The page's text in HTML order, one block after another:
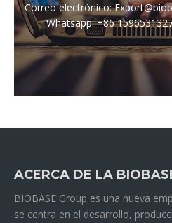
Correo electrónico:
Whatsapp: +86
ACERCA DE LA
BIOBASE Group es una nueva
se centra en el desarrollo,